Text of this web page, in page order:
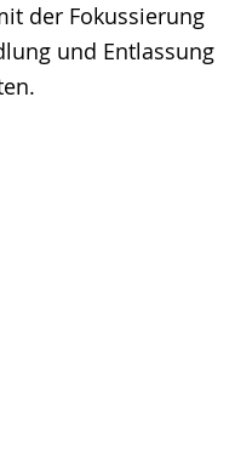
der Fokussierung
und Entlassung